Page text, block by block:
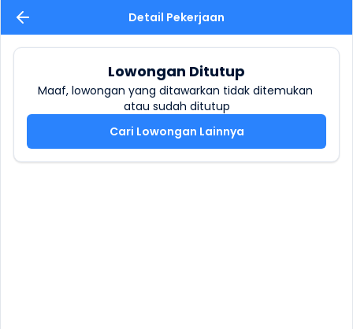
Detail Pekerjaan
Lowongan Ditutup
Maaf, lowongan yang ditawarkan tidak ditemukan
atau sudah ditutup
Cari Lowongan Lainnya